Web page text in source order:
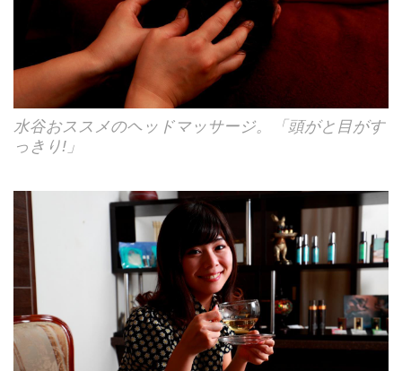
水谷おススメのヘッドマッサージ。「頭がと目がす
っきり!」